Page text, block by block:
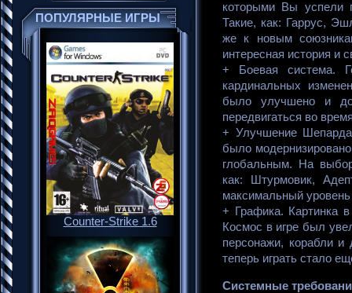
ПОПУЛЯРНЫЕ ИГРЫ
Counter-Strike 1.6
которыми Вы успели
Такие, как: Гаррус,
же к новым
интересная история и
+ Боевая система.
кардинальных
было улучшено и
передвигаться во
+ Улучшение
было
глобальным. На
как: Штурмовик,
максимальный уровень
+ Графика. Картинка
Космос в игре был
персонажи, корабли и
теперь играть стало
Системные